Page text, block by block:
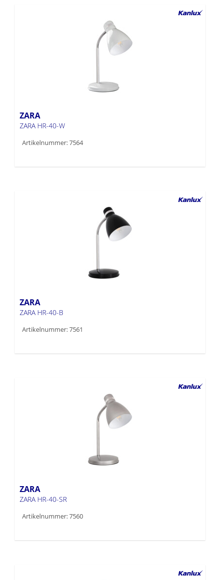
ZARA
ZARA HR-40-W
Artikelnummer: 7564
ZARA
ZARA HR-40-B
Artikelnummer: 7561
ZARA
ZARA HR-40-SR
Artikelnummer: 7560